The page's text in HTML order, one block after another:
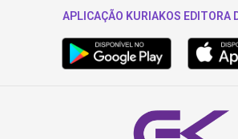
APLICAÇÃO KURIAKOS EDITORA